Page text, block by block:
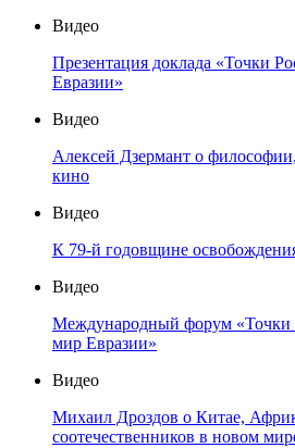
Видео
Презентация доклада «Точки
Евразии»
Видео
Алексей Дзермант о
кино
Видео
К 79-й годовщине
Видео
Международный форум
мир Евразии»
Видео
Михаил Дроздов о Китае,
соотечественников в новом